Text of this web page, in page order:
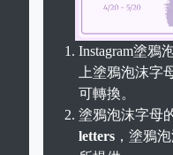
Instagram塗鴉
上塗鴉泡沫字
可轉換。
塗鴉泡沫字母
letters ，塗鴉